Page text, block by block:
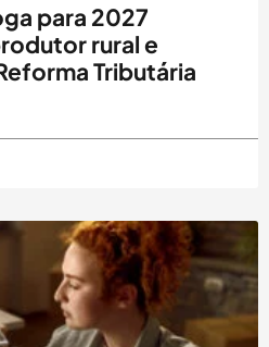
para 2027
rural e
Tributária